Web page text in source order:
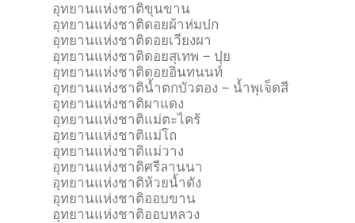
อุทยานแห่งชาติขุนขาน
อุทยานแห่งชาติดอยผ้าห่มปก
อุทยานแห่งชาติดอยเวียงผา
อุทยานแห่งชาติดอยสุเทพ – ปุย
อุทยานแห่งชาติดอยอินทนนท์
อุทยานแห่งชาติน้ำตกบัวตอง – น้ำพุเจ็ดสี
อุทยานแห่งชาติผาแดง
อุทยานแห่งชาติแม่ตะไคร้
อุทยานแห่งชาติแม่โถ
อุทยานแห่งชาติแม่วาง
อุทยานแห่งชาติศรีลานนา
อุทยานแห่งชาติห้วยน้ำดัง
อุทยานแห่งชาติออบขาน
อุทยานแห่งชาติออบหลวง